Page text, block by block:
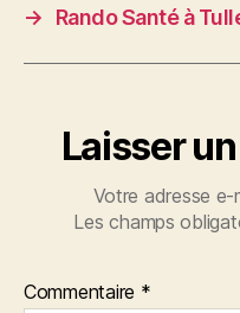
→
Rando Santé à
Laisser
Votre adresse e-
Les champs
Commentaire *